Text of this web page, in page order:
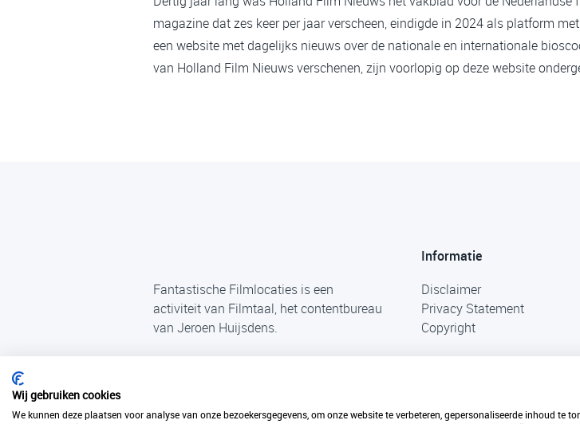
magazine dat zes keer per jaar verscheen, eindigde in 2024 als platform
een website met dagelijks nieuws over de nationale en internationale
van Holland Film Nieuws verschenen, zijn voorlopig op deze website
Fantastische Filmlocaties is een
activiteit van Filmtaal, het contentbureau
van Jeroen Huijsdens.
Informatie
Disclaimer
Privacy Statement
Copyright
Wij gebruiken cookies
We kunnen deze plaatsen voor analyse van onze bezoekersgegevens, om onze website te verbeteren, gepersonaliseerde inhoud te